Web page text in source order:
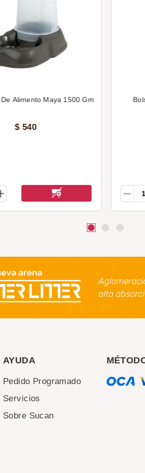
Alimento Maya 1500 Gm
$ 540
AYUDA
Pedido Programado
Servicios
Sobre Sucan